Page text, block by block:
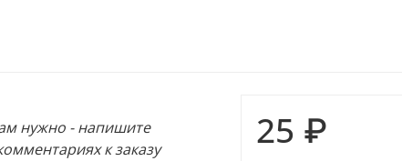
нужно - напишите
к заказу
25 ₽